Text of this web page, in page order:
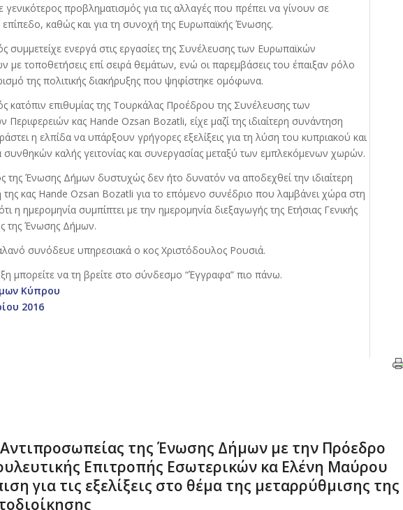
προβληματισμός για τις αλλαγές που πρέπει να γίνουν σε
καθώς και για τη συνοχή της Ευρωπαϊκής Ένωσης.
συμμετείχε ενεργά στις εργασίες της Συνέλευσης των Ευρωπαϊκών
με τοποθετήσεις επί σειρά θεμάτων, ενώ οι παρεμβάσεις του έπαιξαν ρόλο
της πολιτικής διακήρυξης που ψηφίστηκε ομόφωνα.
κατόπιν επιθυμίας της Τουρκάλας Προέδρου της Συνέλευσης των
Περιφερειών κας Hande Ozsan Bozatli, είχε μαζί της ιδιαίτερη συνάντηση
η ελπίδα να υπάρξουν γρήγορες εξελίξεις για τη λύση του κυπριακού και
συνθηκών καλής γειτονίας και συνεργασίας μεταξύ των εμπλεκόμενων χωρών.
της Ένωσης Δήμων δυστυχώς δεν ήτο δυνατόν να αποδεχθεί την ιδιαίτερη
κας Hande Ozsan Bozatli για το επόμενο συνέδριο που λαμβάνει χώρα στη
η ημερομηνία συμπίπτει με την ημερομηνία διεξαγωγής της Ετήσιας Γενικής
της Ένωσης Δήμων.
συνόδευε υπηρεσιακά ο κος Χριστόδουλος Ρουσιά.
μπορείτε να τη βρείτε στο σύνδεσμο “Έγγραφα” πιο πάνω.
Κύπρου
2016
της Ένωσης Δήμων με την Πρόεδρο
Επιτροπής Εσωτερικών κα Ελένη Μαύρου
για τις εξελίξεις στο θέμα της μεταρρύθμισης της